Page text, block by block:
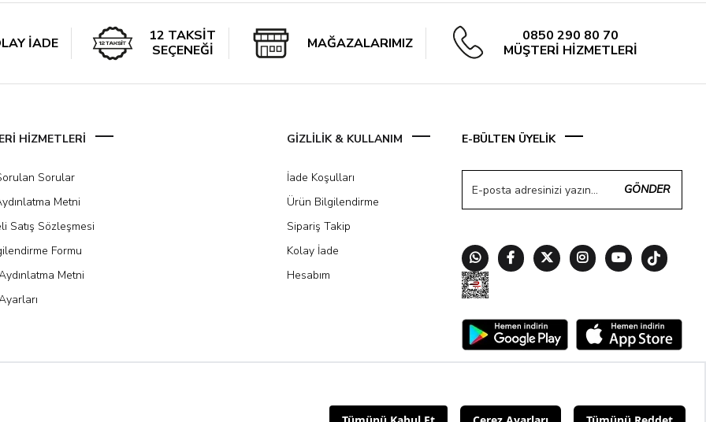
İADE
12 TAKSİT
SEÇENEĞİ
MAĞAZALARIMIZ
0850 290 80 70
MÜŞTERİ HİZMETLERİ
HİZMETLERİ
Sorular
Metni
Satış Sözleşmesi
Formu
Metni
GİZLİLİK & KULLANIM
İade Koşulları
Ürün Bilgilendirme
Sipariş Takip
Kolay İade
Hesabım
E-BÜLTEN ÜYELİK
GÖNDER